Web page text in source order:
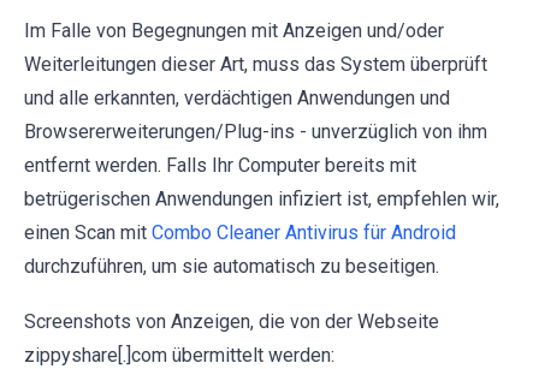
Im Falle von Begegnungen mit Anzeigen und/oder
Weiterleitungen dieser Art, muss das System überprüft
und alle erkannten, verdächtigen Anwendungen und
Browsererweiterungen/Plug-ins - unverzüglich von ihm
entfernt werden. Falls Ihr Computer bereits mit
betrügerischen Anwendungen infiziert ist, empfehlen wir,
einen Scan mit Combo Cleaner Antivirus für Android
durchzuführen, um sie automatisch zu beseitigen.
Screenshots von Anzeigen, die von der Webseite
zippyshare[.]com übermittelt werden: